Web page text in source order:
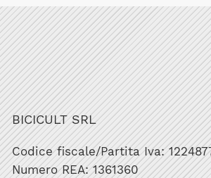
BICICULT SRL
Codice fiscale/Partita Iva:
Numero REA: 1361360